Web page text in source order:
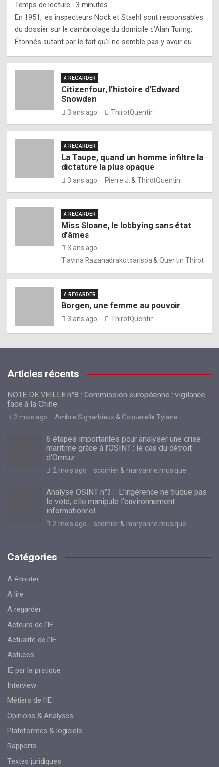
Temps de lecture : 3 minutes
En 1951, les inspecteurs Nock et Staehl sont responsables
du dossier sur le cambriolage du domicile d’Alan Turing.
Étonnés autant par le fait qu’il ne semble pas y avoir eu…
A REGARDER
Citizenfour, l’histoire d’Edward
Snowden
3 ans ago ThirotQuentin
A REGARDER
La Taupe, quand un homme infiltre la
dictature la plus opaque
3 ans ago Pierre J. & ThirotQuentin
A REGARDER
Miss Sloane, le lobbying sans état
d’âmes
3 ans ago
Tiavina Razanadrakotoarisoa & Quentin Thirot
A REGARDER
Borgen, une femme au pouvoir
3 ans ago ThirotQuentin
Articles récents
NOTE DE VEILLE n°8 : Commission européenne : vigilance
face à la Chine
2 mois ago Ambre Signarbieux & Coquerelle Tylane
6 étapes importantes pour analyser une crise
maritime grâce à l’OSINT : le cas du détroit
d’Ormuz
2 mois ago scornier & maryanne.musique
Analyse OSINT n°3 : L’ingérence ne truque pas
le vote, elle manipule l’environnement
informationnel
2 mois ago scornier & maryanne.musique
Catégories
A écouter
A lire
A regarder
Acteurs de l'IE
Actualité de l'IE
Astuces
IE par la pratique
Interview
Métiers de l'IE
Opinions & Analyses
Plateformes & logiciels
Rapports
Textes juridiques